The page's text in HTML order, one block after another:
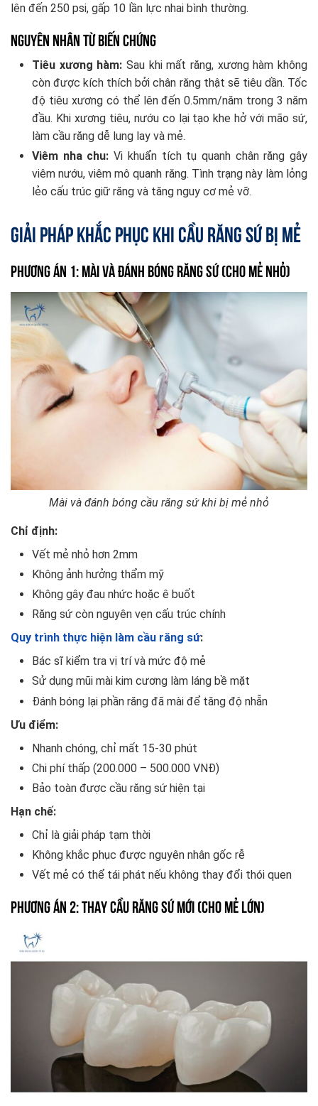
lên đến 250 psi, gấp 10 lần lực nhai bình thường.
Nguyên nhân từ biến chứng
Tiêu xương hàm: Sau khi mất răng, xương hàm không
còn được kích thích bởi chân răng thật sẽ tiêu dần. Tốc
độ tiêu xương có thể lên đến 0.5mm/năm trong 3 năm
đầu. Khi xương tiêu, nướu co lại tạo khe hở với mão sứ,
làm cầu răng dễ lung lay và mẻ.
Viêm nha chu: Vi khuẩn tích tụ quanh chân răng gây
viêm nướu, viêm mô quanh răng. Tình trạng này làm lỏng
lẻo cấu trúc giữ răng và tăng nguy cơ mẻ vỡ.
Giải pháp khắc phục khi cầu răng sứ bị mẻ
Phương án 1: Mài và đánh bóng răng sứ (Cho mẻ nhỏ)
Mài và đánh bóng cầu răng sứ khi bị mẻ nhỏ
Chỉ định:
Vết mẻ nhỏ hơn 2mm
Không ảnh hưởng thẩm mỹ
Không gây đau nhức hoặc ê buốt
Răng sứ còn nguyên vẹn cấu trúc chính
Quy trình thực hiện làm cầu răng sứ:
Bác sĩ kiểm tra vị trí và mức độ mẻ
Sử dụng mũi mài kim cương làm láng bề mặt
Đánh bóng lại phần răng đã mài để tăng độ nhẵn
Ưu điểm:
Nhanh chóng, chỉ mất 15-30 phút
Chi phí thấp (200.000 – 500.000 VNĐ)
Bảo toàn được cầu răng sứ hiện tại
Hạn chế:
Chỉ là giải pháp tạm thời
Không khắc phục được nguyên nhân gốc rễ
Vết mẻ có thể tái phát nếu không thay đổi thói quen
Phương án 2: Thay cầu răng sứ mới (Cho mẻ lớn)